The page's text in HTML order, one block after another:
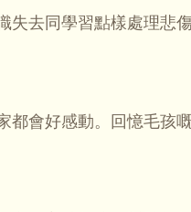
失去同學習點樣處理悲
都會好感動。回憶毛孩